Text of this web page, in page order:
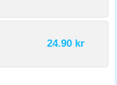
24.90 kr